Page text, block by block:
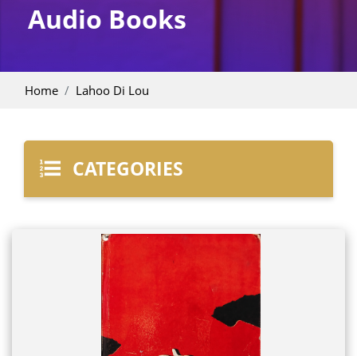
Audio Books
Home Lahoo Di Lou
CATEGORIES